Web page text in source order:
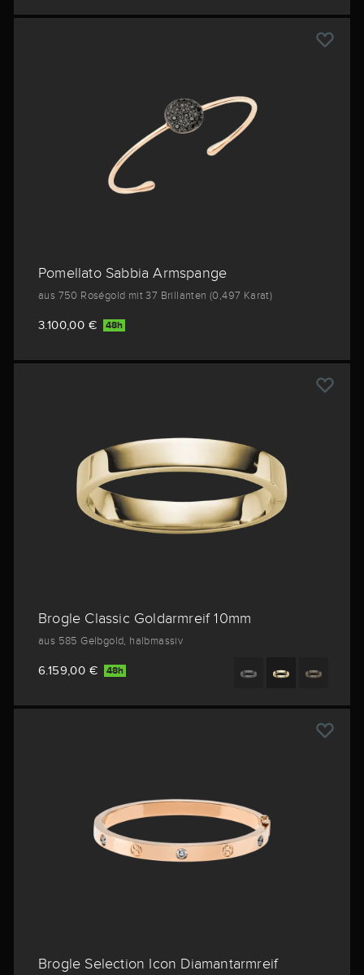
Pomellato Sabbia Armspange
aus 750 Roségold mit 37 Brillanten (0,497 Karat)
3.100,00 € 48h
Brogle Classic Goldarmreif 10mm
aus 585 Gelbgold, halbmassiv
6.159,00 € 48h
Brogle Selection Icon Diamantarmreif